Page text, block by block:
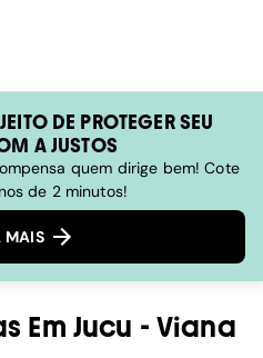
DE PROTEGER SEU
A JUSTOS
quem dirige bem! Cote
de 2 minutos!
MAIS
Em Jucu - Viana